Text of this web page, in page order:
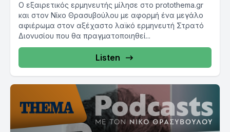
Ο εξαιρετικός ερμηνευτής μίλησε στο protothema.gr
και στον Νίκο Θρασυβούλου με αφορμή ένα μεγάλο
αφιέρωμα στον αξέχαστο λαϊκό ερμηνευτή Στρατό
Διονυσίου που θα πραγματοποιηθεί...
Listen